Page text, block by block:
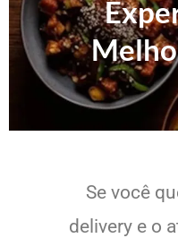
Se você
delivery e o